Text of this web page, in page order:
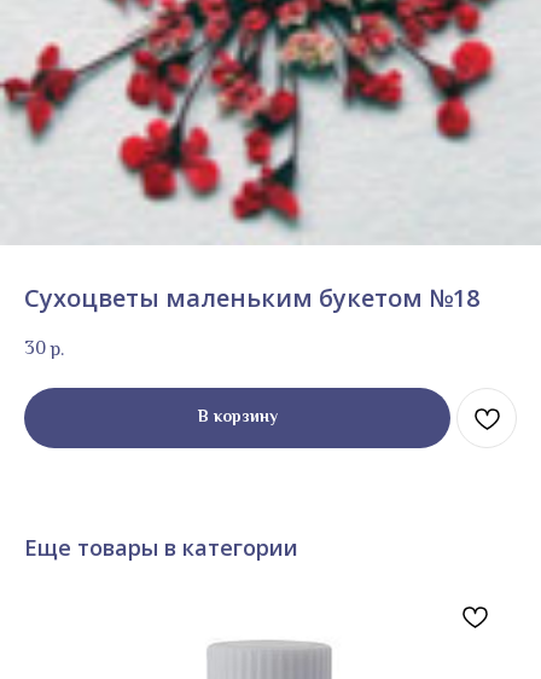
Сухоцветы маленьким букетом №18
30р.
В корзину
Еще товары в категории